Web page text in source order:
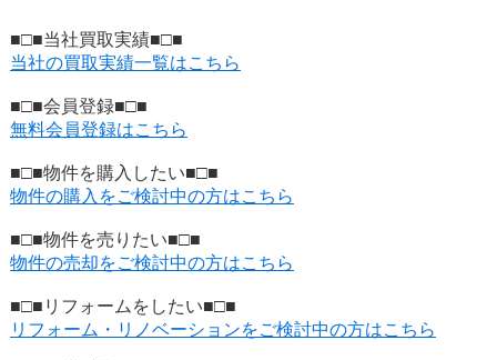
■□■当社買取実績■□■
当社の買取実績一覧はこちら
■□■会員登録■□■
無料会員登録はこちら
■□■物件を購入したい■□■
物件の購入をご検討中の方はこちら
■□■物件を売りたい■□■
物件の売却をご検討中の方はこちら
■□■リフォームをしたい■□■
リフォーム・リノベーションをご検討中の方はこちら